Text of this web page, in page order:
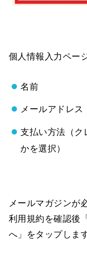
個人情報入力ペー
名前
メールアドレス
支払い方法（ク
かを選択）
メールマガジンが
利用規約を確認後
へ」をタップしま